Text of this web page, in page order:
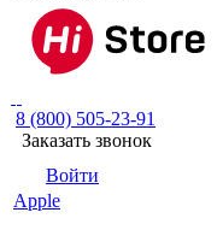
8 (800) 505-23-91
Заказать звонок
Войти
Apple